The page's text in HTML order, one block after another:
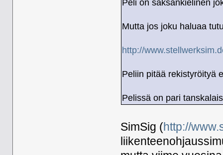
Peli on saksankielinen
Mutta jos joku haluaa
http://
Peliin pitää rekistyröityä
Pelissä on pari
SimSig (http://